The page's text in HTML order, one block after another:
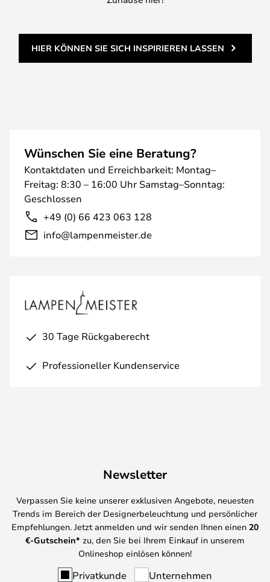
HIER KÖNNEN SIE SICH INSPIRIEREN LASSEN
Wünschen Sie eine Beratung?
Kontaktdaten und Erreichbarkeit: Montag–
Freitag: 8:30 – 16:00 Uhr Samstag–Sonntag:
Geschlossen
+49 (0) 66 423 063 128
info@lampenmeister.de
30 Tage Rückgaberecht
Professioneller Kundenservice
Newsletter
Verpassen Sie keine unserer exklusiven Angebote, neuesten
Trends im Bereich der Designerbeleuchtung und persönlicher
Empfehlungen. Jetzt anmelden und wir senden Ihnen einen 20
€-Gutschein* zu, den Sie bei Ihrem Einkauf in unserem
Onlineshop einlösen können!
Privatkunde Unternehmen